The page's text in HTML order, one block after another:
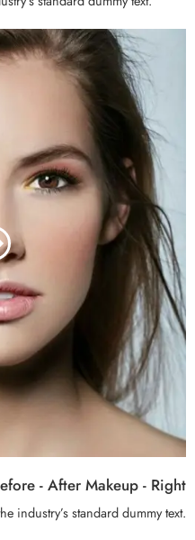
- After Makeup - Right
industry’s standard dummy text.